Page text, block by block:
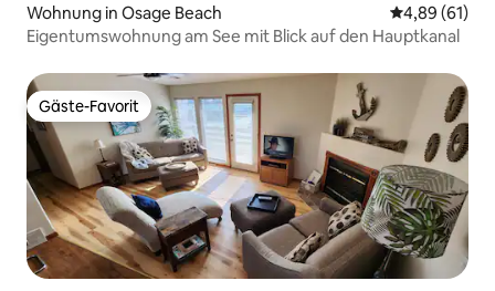
Wohnung in Osage Beach
4,89 (61)
Eigentumswohnung am See mit Blick auf den Hauptkanal
Gäste-Favorit
Gäste-Favorit